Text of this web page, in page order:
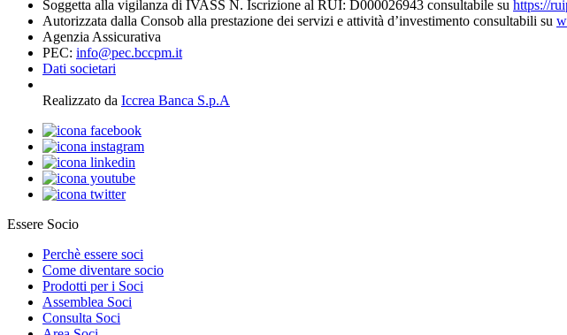
Soggetta alla vigilanza di IVASS N. Iscrizione al RUI: D000026943 consultabile su https://
Autorizzata dalla Consob alla prestazione dei servizi e attività d’investimento consultabili su
Agenzia Assicurativa
PEC: info@pec.bccpm.it
Dati societari
Realizzato da Iccrea Banca S.p.A
Essere Socio
Perchè essere soci
Come diventare socio
Prodotti per i Soci
Assemblea Soci
Consulta Soci